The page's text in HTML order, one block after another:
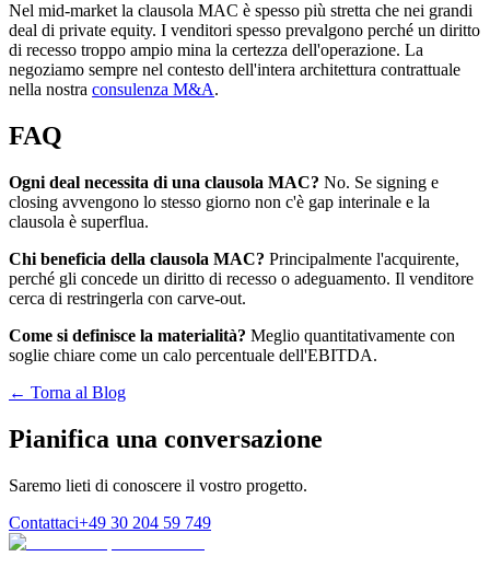
Nel mid-market la clausola MAC è spesso più stretta che nei grandi
deal di private equity. I venditori spesso prevalgono perché un diritto
di recesso troppo ampio mina la certezza dell'operazione. La
negoziamo sempre nel contesto dell'intera architettura contrattuale
nella nostra consulenza M&A.
FAQ
Ogni deal necessita di una clausola MAC? No. Se signing e
closing avvengono lo stesso giorno non c'è gap interinale e la
clausola è superflua.
Chi beneficia della clausola MAC? Principalmente l'acquirente,
perché gli concede un diritto di recesso o adeguamento. Il venditore
cerca di restringerla con carve-out.
Come si definisce la materialità? Meglio quantitativamente con
soglie chiare come un calo percentuale dell'EBITDA.
← Torna al Blog
Pianifica una conversazione
Saremo lieti di conoscere il vostro progetto.
Contattaci+49 30 204 59 749